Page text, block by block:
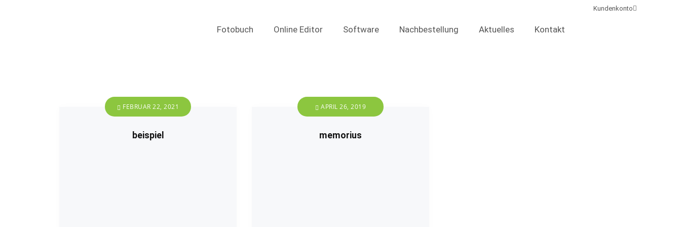
Kundenkonto
Fotobuch Online Editor Software Nachbestellung Aktuelles Kontakt
FEBRUAR 22, 2021
beispiel
APRIL 26, 2019
memorius